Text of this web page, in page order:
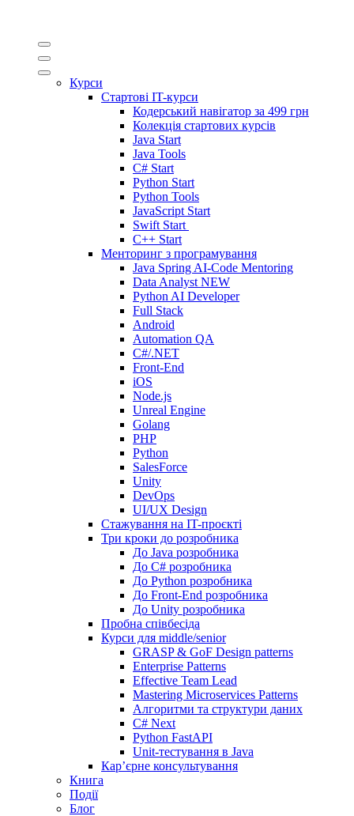
Курси
Стартові IT-курси
Кодерський навігатор за 499 грн
Колекція стартових курсів
Java Start
Java Tools
C# Start
Python Start
Python Tools
JavaScript Start
Swift Start
C++ Start
Менторинг з програмування
Java Spring AI-Code Mentoring
Data Analyst NEW
Python AI Developer
Full Stack
Android
Automation QA
C#/.NET
Front-End
iOS
Node.js
Unreal Engine
Golang
PHP
Python
SalesForce
Unity
DevOps
UI/UX Design
Стажування на IT-проєкті
Три кроки до розробника
До Java розробника
До C# розробника
До Python розробника
До Front-End розробника
До Unity розробника
Пробна співбесіда
Курси для middle/senior
GRASP & GoF Design patterns
Enterprise Patterns
Effective Team Lead
Mastering Microservices Patterns
Алгоритми та структури даних
C# Next
Python FastAPI
Unit-тестування в Java
Кар’єрне консультування
Книга
Події
Блог